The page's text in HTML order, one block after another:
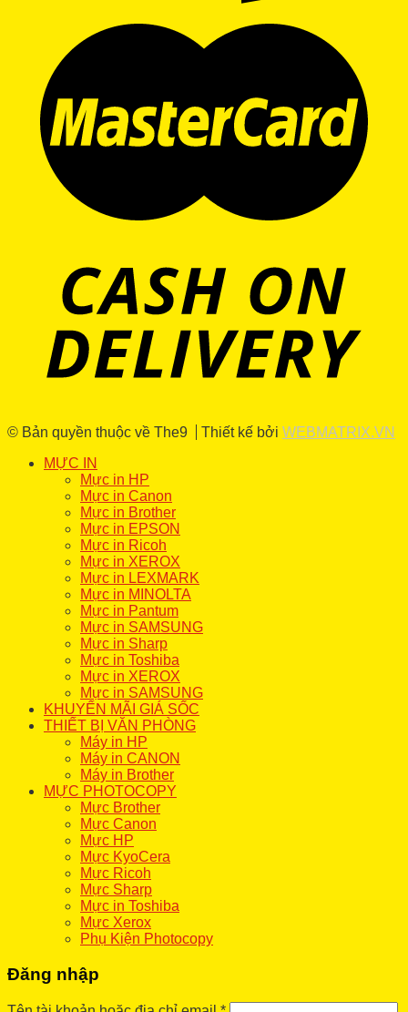
© Bản quyền thuộc về The9 Thiết kế bởi WEBMATRIX.VN
MỰC IN
Mực in HP
Mực in Canon
Mực in Brother
Mực in EPSON
Mực in Ricoh
Mực in XEROX
Mực in LEXMARK
Mực in MINOLTA
Mực in Pantum
Mực in SAMSUNG
Mực in Sharp
Mực in Toshiba
Mực in XEROX
Mực in SAMSUNG
KHUYẾN MÃI GIÁ SỐC
THIẾT BỊ VĂN PHÒNG
Máy in HP
Máy in CANON
Máy in Brother
MỰC PHOTOCOPY
Mực Brother
Mực Canon
Mực HP
Mực KyoCera
Mực Ricoh
Mực Sharp
Mực in Toshiba
Mực Xerox
Phụ Kiện Photocopy
Đăng nhập